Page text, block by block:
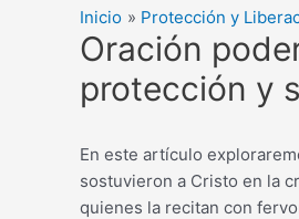
Inicio Protección y
Oración
protección y
En este artículo
sostuvieron a Cristo en la
quienes la recitan con